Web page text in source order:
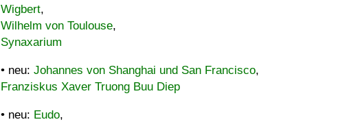
Wigbert,
Wilhelm von Toulouse,
Synaxarium
• neu: Johannes von Shanghai und San Francisco,
Franziskus Xaver Truong Buu Diep
• neu: Eudo,